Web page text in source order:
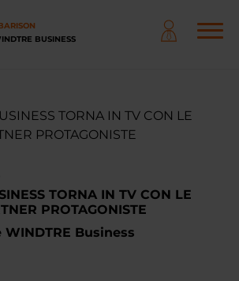
BUSINESS
TORNA IN TV CON LE
PROTAGONISTE
WINDTRE Business